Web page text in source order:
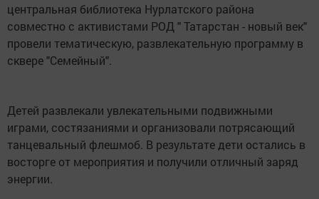
центральная библиотека Нурлатского района
совместно с активистами РОД " Татарстан - новый век"
провели тематическую, развлекательную программу в
сквере "Семейный".
Детей развлекали увлекательными подвижными
играми, состязаниями и организовали потрясающий
танцевальный флешмоб. В результате дети остались в
восторге от мероприятия и получили отличный заряд
энергии.